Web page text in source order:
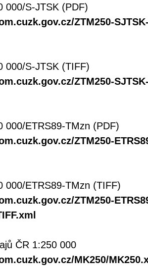
000/S-JTSK (PDF)
ZTM250-
000/S-JTSK (TIFF)
ZTM250-
000/ETRS89-TMzn (PDF)
ZTM250-
000/ETRS89-TMzn (TIFF)
ZTM250-
ČR 1:250 000
MK250/